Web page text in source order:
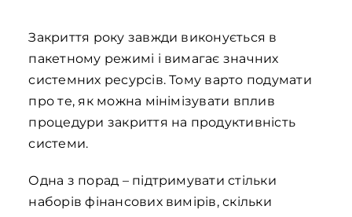
Закриття року завжди виконується в
пакетному режимі і вимагає значних
системних ресурсів. Тому варто подумати
про те, як можна мінімізувати вплив
процедури закриття на продуктивність
системи.
Одна з порад – підтримувати стільки
наборів фінансових вимірів, скільки